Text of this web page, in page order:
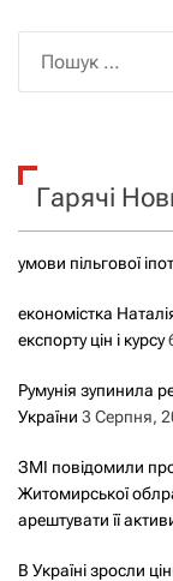
к
Гарячі
умови пільгової
економістка
експорту цін і курсу
Румунія зупинила
України 3 Серпня,
ЗМІ повідомили про
Житомирської
арештувати її
В Україні зросли